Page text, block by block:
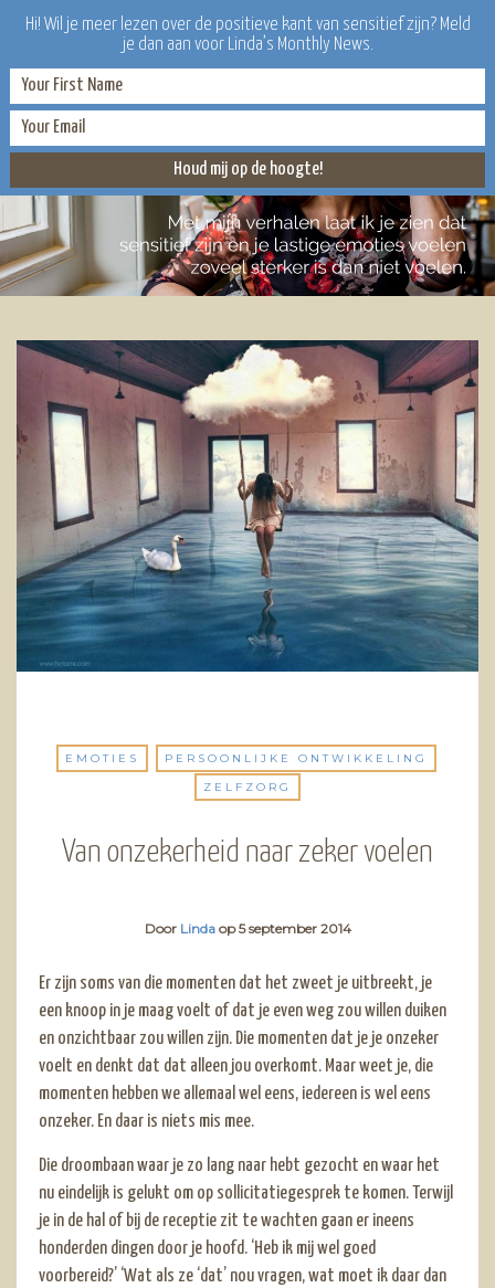
EMOTIES
PERSOONLIJKE ONTWIKKELING
ZELFZORG
Van onzekerheid naar zeker voelen
Door Linda op5 september 2014
Er zijn soms van die momenten dat het zweet je uitbreekt, je
een knoop in je maag voelt of dat je even weg zou willen duiken
en onzichtbaar zou willen zijn. Die momenten dat je je onzeker
voelt en denkt dat dat alleen jou overkomt. Maar weet je, die
momenten hebben we allemaal wel eens, iedereen is wel eens
onzeker. En daar is niets mis mee.
Die droombaan waar je zo lang naar hebt gezocht en waar het
nu eindelijk is gelukt om op sollicitatiegesprek te komen. Terwijl
je in de hal of bij de receptie zit te wachten gaan er ineens
honderden dingen door je hoofd. ‘Heb ik mij wel goed
voorbereid?’ ‘Wat als ze ‘dat’ nou vragen, wat moet ik daar dan
Hi! Wil je meer lezen over de positieve kant van sensitief zijn? Meld
je dan aan voor Linda’s Monthly News.